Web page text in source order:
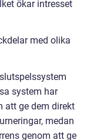
ökar intresset
med olika
system har
att ge dem direkt
medan
genom att ge